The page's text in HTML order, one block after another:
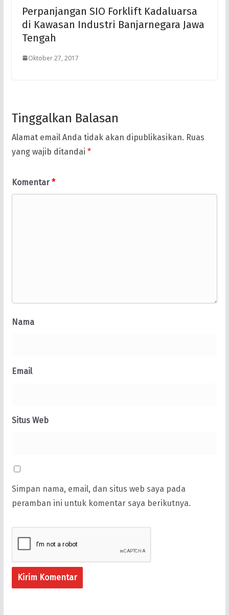
Perpanjangan SIO Forklift Kadaluarsa
di Kawasan Industri Banjarnegara Jawa
Tengah
Oktober 27, 2017
Tinggalkan Balasan
Alamat email Anda tidak akan dipublikasikan. Ruas
yang wajib ditandai *
Komentar*
Nama
Email
Situs Web
Simpan nama, email, dan situs web saya pada
peramban ini untuk komentar saya berikutnya.